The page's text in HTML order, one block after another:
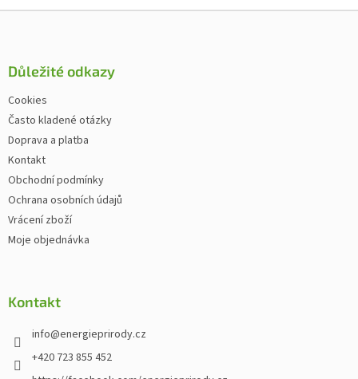
Zápatí
Důležité odkazy
Cookies
Často kladené otázky
Doprava a platba
Kontakt
Obchodní podmínky
Ochrana osobních údajů
Vrácení zboží
Moje objednávka
Kontakt
info@energieprirody.cz
+420 723 855 452